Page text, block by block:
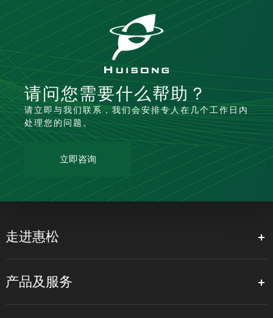
请问您需要什么帮助？
请立即与我们联系，我们会安排专人在几个工作日内
处理您的问题。
立即咨询
走进惠松
产品及服务